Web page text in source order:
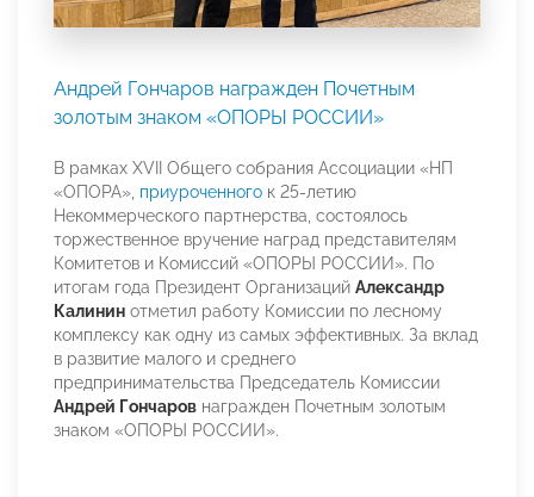
Андрей Гончаров награжден Почетным
золотым знаком «ОПОРЫ РОССИИ»
В рамках XVII Общего собрания Ассоциации «НП
«ОПОРА», приуроченного к 25-летию
Некоммерческого партнерства, состоялось
торжественное вручение наград представителям
Комитетов и Комиссий «ОПОРЫ РОССИИ». По
итогам года Президент Организаций Александр
Калинин отметил работу Комиссии по лесному
комплексу как одну из самых эффективных. За вклад
в развитие малого и среднего
предпринимательства Председатель Комиссии
Андрей Гончаров награжден Почетным золотым
знаком «ОПОРЫ РОССИИ».